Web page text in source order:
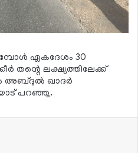
ഏകദേശം 30
തന്റെ ലക്ഷ്യത്തിലേക്ക്
അബ്ദുല്‍ ഖാദര്‍
പറഞ്ഞു.